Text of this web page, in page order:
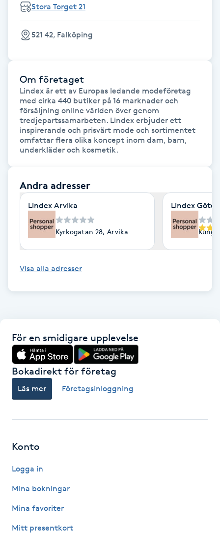
Cryoterapi
Dermapen
Diamantslipning
Enzympeeling
Extensions
Extensions borttagning
Eyeliner-tatuering
Faceliftmassage
Fettreducering
Fibromassage
Fillers
Fotvård
Fransar
Stora Torget 21
521 42, Falköping
Om företaget
Lindex är ett av Europas ledande modeföretag
med cirka 440 butiker på 16 marknader och
försäljning online världen över genom
tredjepartssamarbeten. Lindex erbjuder ett
inspirerande och prisvärt mode och sortimentet
omfattar flera olika koncept inom dam, barn,
underkläder och kosmetik.
Andra adresser
Lindex Arvika
Kyrkogatan 28, Arvika
Lindex
Visa alla adresser
För en smidigare upplevelse
Bokadirekt för företag
Läs mer Företagsinloggning
Konto
Logga in
Mina bokningar
Mina favoriter
Mitt presentkort